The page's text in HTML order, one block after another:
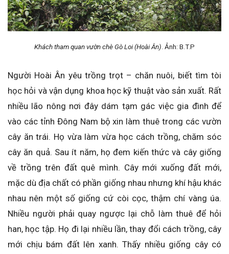
Khách tham quan vườn chè Gò Loi (Hoài Ân) . Ảnh: B.T.P
Người Hoài Ân yêu trồng trọt – chăn nuôi, biết tìm tòi
học hỏi và vận dụng khoa học kỹ thuật vào sản xuất. Rất
nhiều lão nông nơi đây dám tạm gác việc gia đình để
vào các tỉnh Đông Nam bộ xin làm thuê trong các vườn
cây ăn trái. Họ vừa làm vừa học cách trồng, chăm sóc
cây ăn quả. Sau ít năm, họ đem kiến thức và cây giống
về trồng trên đất quê mình. Cây mới xuống đất mới,
mặc dù địa chất có phần giống nhau nhưng khí hậu khác
nhau nên một số giống cứ còi cọc, thậm chí vàng úa.
Nhiều người phải quay ngược lại chỗ làm thuê để hỏi
han, học tập. Họ đi lại nhiều lần, thay đổi cách trồng, cây
mới chịu bám đất lên xanh. Thấy nhiều giống cây có